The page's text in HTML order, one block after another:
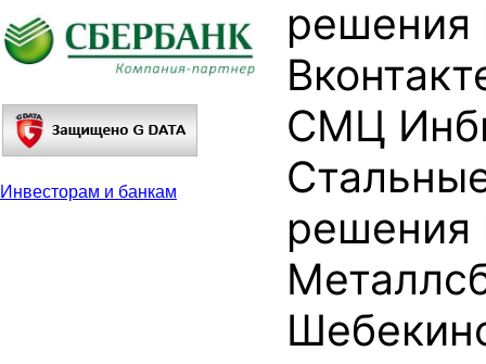
Инвесторам и банкам
решения
СМЦ
решения